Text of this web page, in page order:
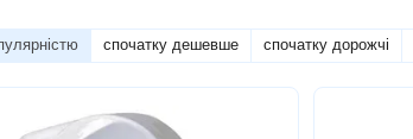
спочатку дешевше спочатку дорожчі